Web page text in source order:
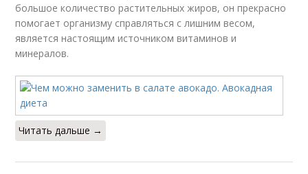
большое количество растительных жиров, он прекрасно
помогает организму справляться с лишним весом,
является настоящим источником витаминов и
минералов.
Читать дальше →